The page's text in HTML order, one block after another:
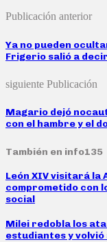
Publicación anterior
Ya no pueden
Frigerio salió a
siguiente Publicación
Magario dejó
con el hambre y el
También en info135
León XIV visitará la
comprometido con
social
Milei redobla los
estudiantes y